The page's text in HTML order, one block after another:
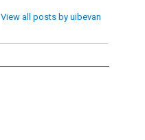
View all posts by uibevan